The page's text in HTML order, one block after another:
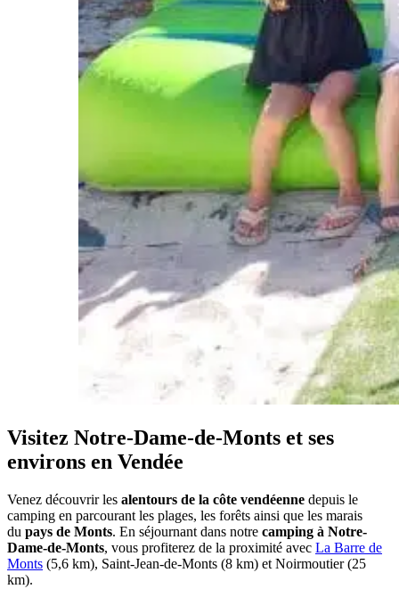
Visitez Notre-Dame-de-Monts et ses
environs en Vendée
Venez découvrir les alentours de la côte vendéenne depuis le
camping en parcourant les plages, les forêts ainsi que les marais
du pays de Monts. En séjournant dans notre camping à Notre-
Dame-de-Monts, vous profiterez de la proximité avec La Barre de
Monts (5,6 km), Saint-Jean-de-Monts (8 km) et Noirmoutier (25
km).